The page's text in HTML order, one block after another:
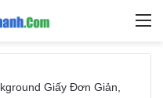
Tìm
Giấy Đơn Giản,